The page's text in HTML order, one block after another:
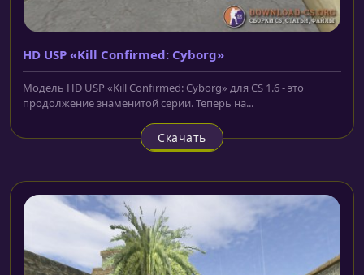
HD USP «Kill Confirmed: Cyborg»
Модель HD USP «Kill Confirmed: Cyborg» для CS 1.6 - это
продолжение знаменитой серии. Теперь на...
Скачать